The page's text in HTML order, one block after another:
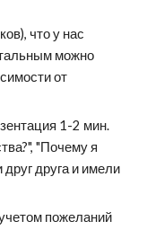
что у нас
можно
от
1-2 мин.
"Почему я
друга и имели
пожеланий